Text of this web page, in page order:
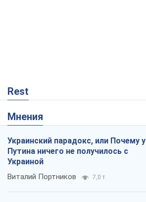
Rest
Мнения
Украинский парадокс, или Почему у
Путина ничего не получилось с
Украиной
Виталий Портников 7,0 т.